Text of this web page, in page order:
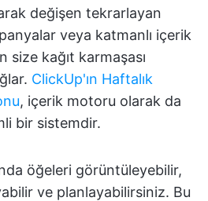
değişen tekrarlayan
veya katmanlı içerik
size kağıt karmaşası
ClickUp'ın Haftalık
, içerik motoru olarak da
bir sistemdir.
öğeleri görüntüleyebilir,
ve planlayabilirsiniz. Bu